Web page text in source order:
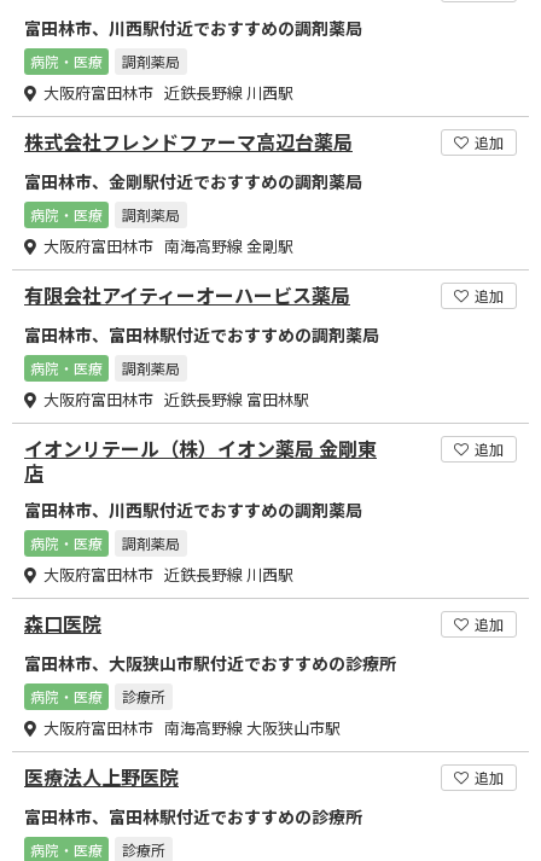
富田林市、川西駅付近でおすすめの調剤薬局
病院・医療 調剤薬局
大阪府富田林市 近鉄長野線 川西駅
株式会社フレンドファーマ高辺台薬局 追加
富田林市、金剛駅付近でおすすめの調剤薬局
病院・医療 調剤薬局
大阪府富田林市 南海高野線 金剛駅
有限会社アイティーオーハービス薬局 追加
富田林市、富田林駅付近でおすすめの調剤薬局
病院・医療 調剤薬局
大阪府富田林市 近鉄長野線 富田林駅
イオンリテール（株）イオン薬局 金剛東
店
追加
富田林市、川西駅付近でおすすめの調剤薬局
病院・医療 調剤薬局
大阪府富田林市 近鉄長野線 川西駅
森口医院 追加
富田林市、大阪狭山市駅付近でおすすめの診療所
病院・医療 診療所
大阪府富田林市 南海高野線 大阪狭山市駅
医療法人上野医院 追加
富田林市、富田林駅付近でおすすめの診療所
病院・医療 診療所